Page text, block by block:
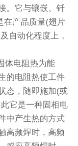
。它与镶嵌、钎
在产品质量(翅片
自动化程度上，
体电阻热为能
的电阻热使工件
态，随即施加(或
它是一种固相电
中产生热的方式
高频焊时，高频